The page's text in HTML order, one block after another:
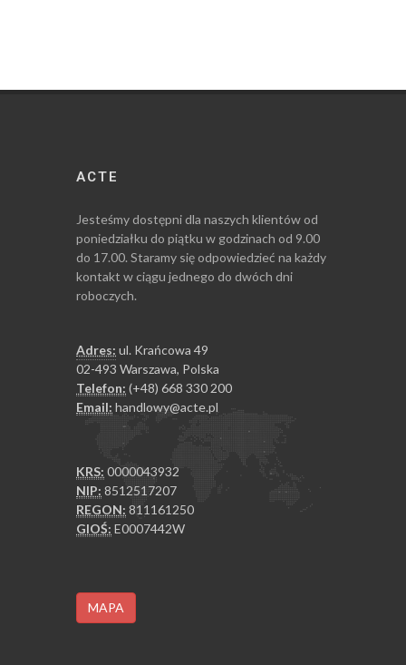
ACTE
Jesteśmy dostępni dla naszych klientów od
poniedziałku do piątku w godzinach od 9.00
do 17.00. Staramy się odpowiedzieć na każdy
kontakt w ciągu jednego do dwóch dni
roboczych.
Adres: ul. Krańcowa 49
02-493 Warszawa, Polska
Telefon: (+48) 668 330 200
Email: handlowy@acte.pl
KRS: 0000043932
NIP: 8512517207
REGON: 811161250
GIOŚ: E0007442W
MAPA